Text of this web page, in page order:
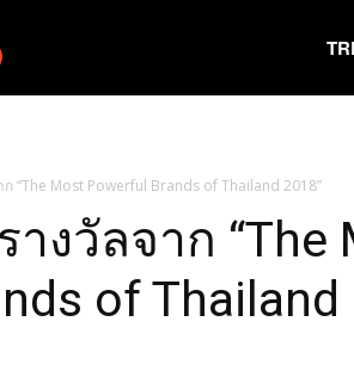
“The Most Powerful Brands of Thailand 2018”
งวัลจาก “The
of Thailand